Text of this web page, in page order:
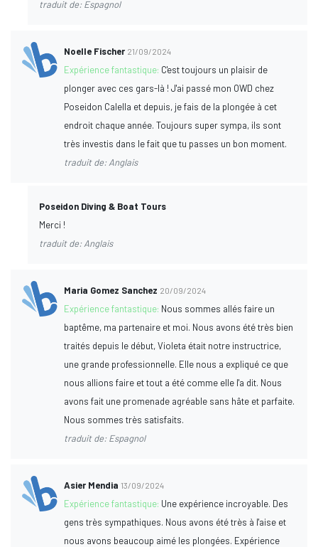
traduit de: Espagnol
Noelle Fischer 21/09/2024
Expérience fantastique: C'est toujours un plaisir de
plonger avec ces gars-là ! J'ai passé mon OWD chez
Poseidon Calella et depuis, je fais de la plongée à cet
endroit chaque année. Toujours super sympa, ils sont
très investis dans le fait que tu passes un bon moment.
traduit de: Anglais
Poseidon Diving & Boat Tours
Merci !
traduit de: Anglais
Maria Gomez Sanchez 20/09/2024
Expérience fantastique: Nous sommes allés faire un
baptême, ma partenaire et moi. Nous avons été très bien
traités depuis le début, Violeta était notre instructrice,
une grande professionnelle. Elle nous a expliqué ce que
nous allions faire et tout a été comme elle l'a dit. Nous
avons fait une promenade agréable sans hâte et parfaite.
Nous sommes très satisfaits.
traduit de: Espagnol
Asier Mendia 13/09/2024
Expérience fantastique: Une expérience incroyable. Des
gens très sympathiques. Nous avons été très à l'aise et
nous avons beaucoup aimé les plongées. Expérience